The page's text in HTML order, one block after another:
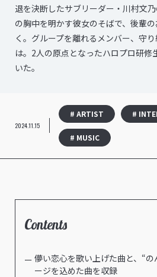
退を決断したサブリーダー・川村文
の胸中を明かす彼女のそばで、後輩
く。グループを離れるメンバー、守
は。2人の原点となったハロプロ研修
いた。
2024.11.15
# ARTIST #
# MUSIC
Contents
儚い恋心を歌い上げた曲と、“
ージを込めた曲を収録